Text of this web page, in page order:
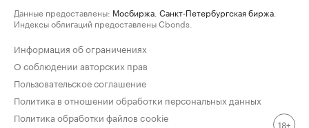
Данные предоставлены: Мосбиржа Санкт-Петербургская биржа
Индексы облигаций предоставлены Cbonds.
Информация об ограничениях
О соблюдении авторских прав
Пользовательское соглашение
Политика в отношении обработки персональных данных
Политика обработки файлов cookie
18+